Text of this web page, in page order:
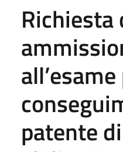
Richiesta
patente di